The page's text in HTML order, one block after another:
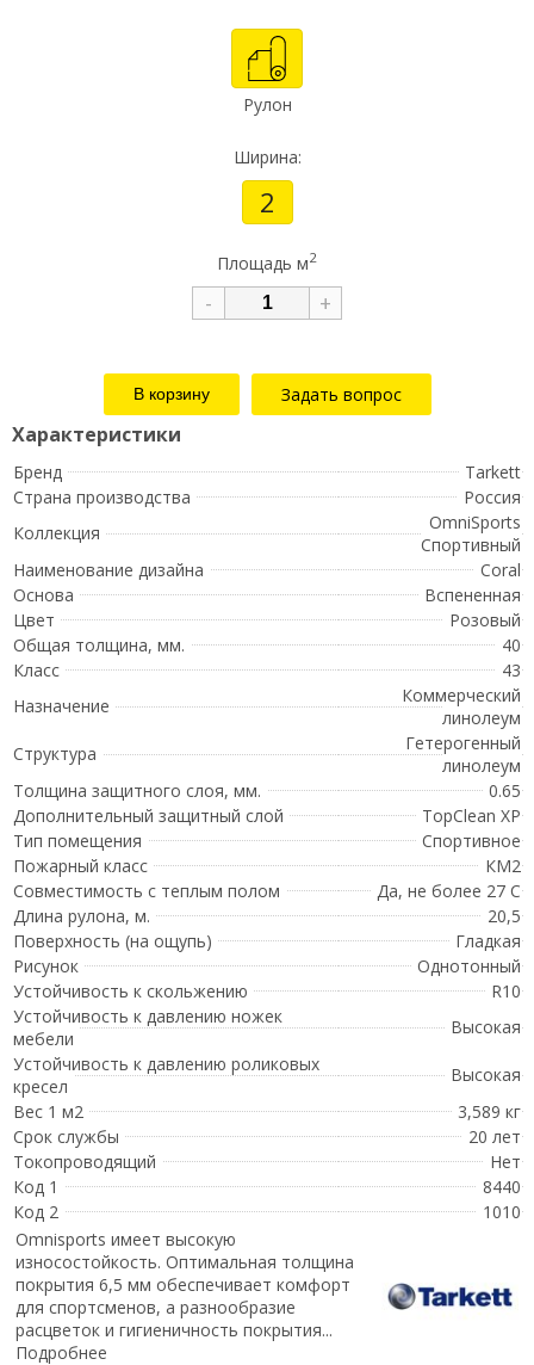
Рулон
Ширина:
2
Площадь м2
- +
Задать вопрос
Бренд
Tarkett
Страна производства
Россия
Коллекция
OmniSports
Спортивный
Наименование дизайна
Coral
Основа
Вспененная
Цвет
Розовый
Общая толщина, мм.
40
Класс
43
Назначение
Коммерческий
линолеум
Структура
Гетерогенный
линолеум
Толщина защитного слоя, мм.
0.65
Дополнительный защитный слой
TopClean XP
Тип помещения
Спортивное
Пожарный класс
КМ2
Совместимость с теплым полом
Да, не более 27 С
Длина рулона, м.
20,5
Поверхность (на ощупь)
Гладкая
Рисунок
Однотонный
Устойчивость к скольжению
R10
Устойчивость к давлению ножек
мебели
Высокая
Устойчивость к давлению роликовых
кресел
Высокая
Вес 1 м2
3,589 кг
Срок службы
20 лет
Токопроводящий
Нет
Код 1
8440
Код 2
1010
Omnisports имеет высокую
износостойкость. Оптимальная толщина
покрытия 6,5 мм обеспечивает комфорт
для спортсменов, а разнообразие
расцветок и гигиеничность покрытия...
Подробнее